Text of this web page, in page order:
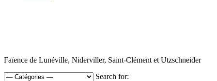
Faïence de Lunéville, Niderviller, Saint-Clément et Utzschneider
Search for: